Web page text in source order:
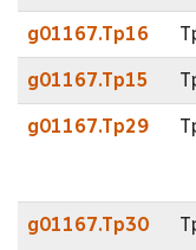
g01167.Tp16
g01167.Tp15
g01167.Tp29
g01167.Tp30